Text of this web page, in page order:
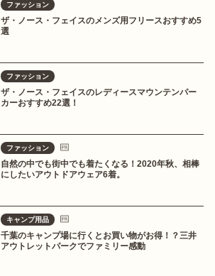
ファッション
ザ・ノース・フェイスのメンズ用フリースおすすめ5
選
ファッション
ザ・ノース・フェイスのレディースマウンテンパー
カーおすすめ22選！
ファッション
自然の中でも街中でも着たくなる！2020年秋、相棒
にしたいアウトドアウェア6着。
キャンプ用品
千葉のキャンプ場に行くとお買い物がお得！？三井
アウトレットパークでファミリー感動